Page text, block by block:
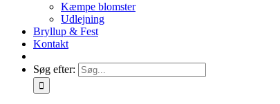
Kæmpe blomster
Udlejning
Bryllup & Fest
Kontakt
Søg efter: